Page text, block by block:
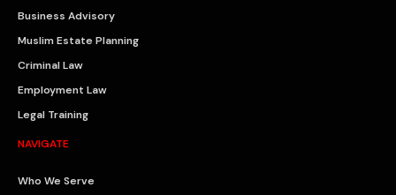
Business Advisory
Muslim Estate Planning
Criminal Law
Employment Law
Legal Training
NAVIGATE
Who We Serve